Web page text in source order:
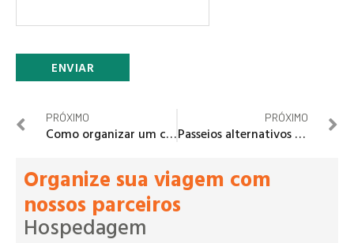
PRÓXIMO
Como organizar um casamento sozinha
PRÓXIMO
Passeios alternativos em Londres
Organize sua viagem com
nossos parceiros
Hospedagem